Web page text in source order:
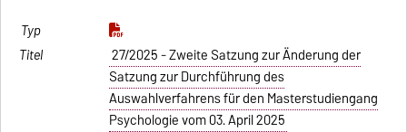
27/2025 - Zweite Satzung zur Änderung der
Satzung zur Durchführung des
Auswahlverfahrens für den Masterstudiengang
Psychologie vom 03. April 2025